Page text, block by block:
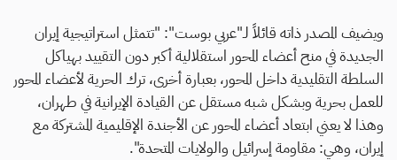
ويضيف المصدر ذاته قائلاً لـ"عربي بوست": "تتمثل استراتيجية إيران
الجديدة في منح أعضاء المحور استقلالية أكبر دون التقييد بهياكل
السلطة التقليدية داخل المحور، بعبارة أخرى، ترك الحرية لأعضاء المحور
للعمل بحرية وبشكل شبه مستقل عن القيادة الإيرانية في طهران،
وهذا لا يعني ابتعاد أعضاء المحور عن الأجندة الإقليمية المشتركة مع
إيران، وهي: مقاومة إسرائيل والولايات المتحدة".